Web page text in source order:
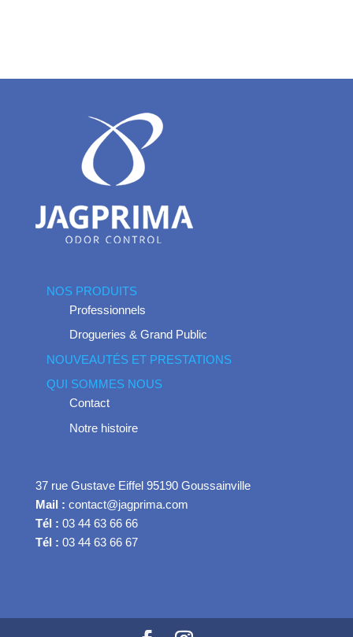
NOS PRODUITS
Professionnels
Drogueries & Grand Public
NOUVEAUTÉS ET PRESTATIONS
QUI SOMMES NOUS
Contact
Notre histoire
37 rue Gustave Eiffel 95190 Goussainville
Mail : contact@jagprima.com
Tél : 03 44 63 66 66
Tél : 03 44 63 66 67